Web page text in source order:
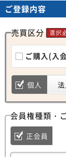
ご登録内容
売買区分 選択
ご購入(入
個人 法
会員権種類・
正会員